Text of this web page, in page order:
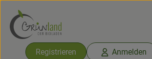
Registrieren Anmelden